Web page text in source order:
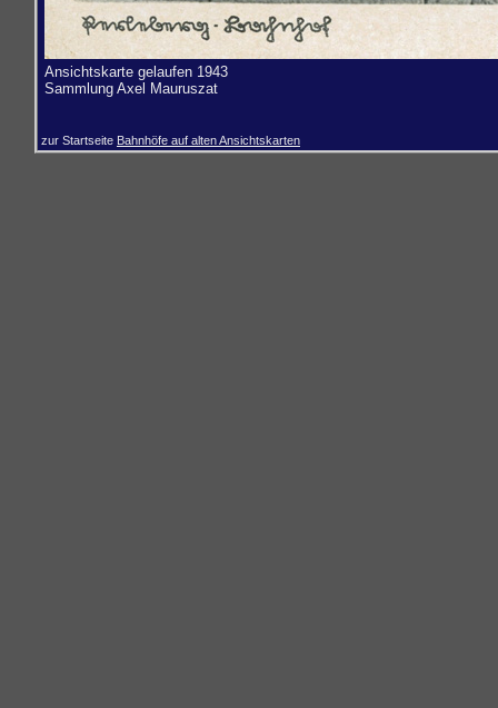
Ansichtskarte gelaufen 1943
Sammlung Axel Mauruszat
zur Startseite Bahnhöfe auf alten Ansichtskarten